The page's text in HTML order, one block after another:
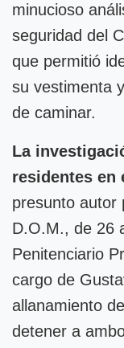
minucioso
seguridad del
que permitió
su vestimenta
de caminar.
La
residentes en
presunto autor
D.O.M., de 26
Penitenciario
cargo de
allanamiento
detener a